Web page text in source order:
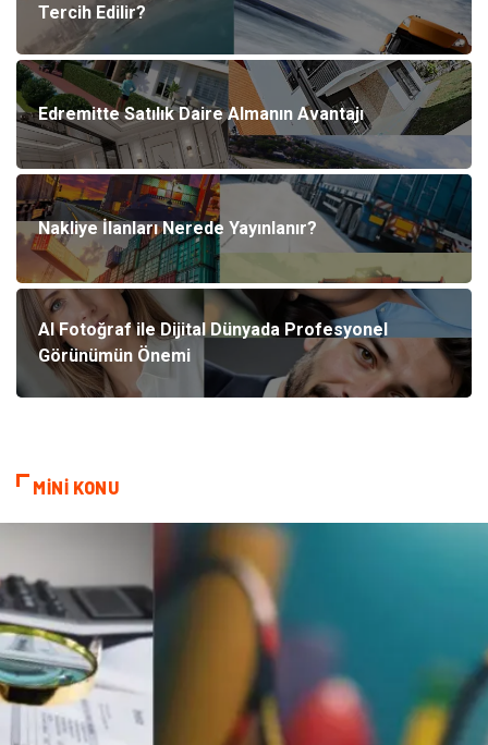
Tercih Edilir?
Edremitte Satılık Daire Almanın Avantajı
Nakliye İlanları Nerede Yayınlanır?
AI Fotoğraf ile Dijital Dünyada Profesyonel
Görünümün Önemi
MİNİ KONU